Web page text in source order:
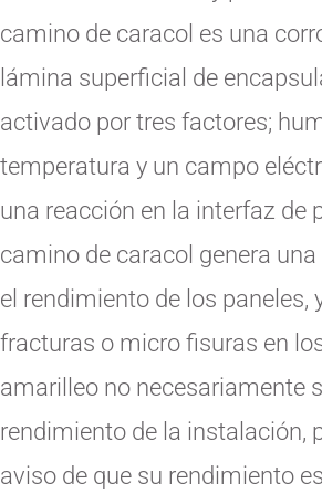
camino de caracol es una
lámina superficial de
activado por tres factores;
temperatura y un campo
una reacción en la interfaz de
camino de caracol genera
el rendimiento de los paneles,
fracturas o micro fisuras en
amarilleo no necesariamente
rendimiento de la instalación,
aviso de que su rendimiento